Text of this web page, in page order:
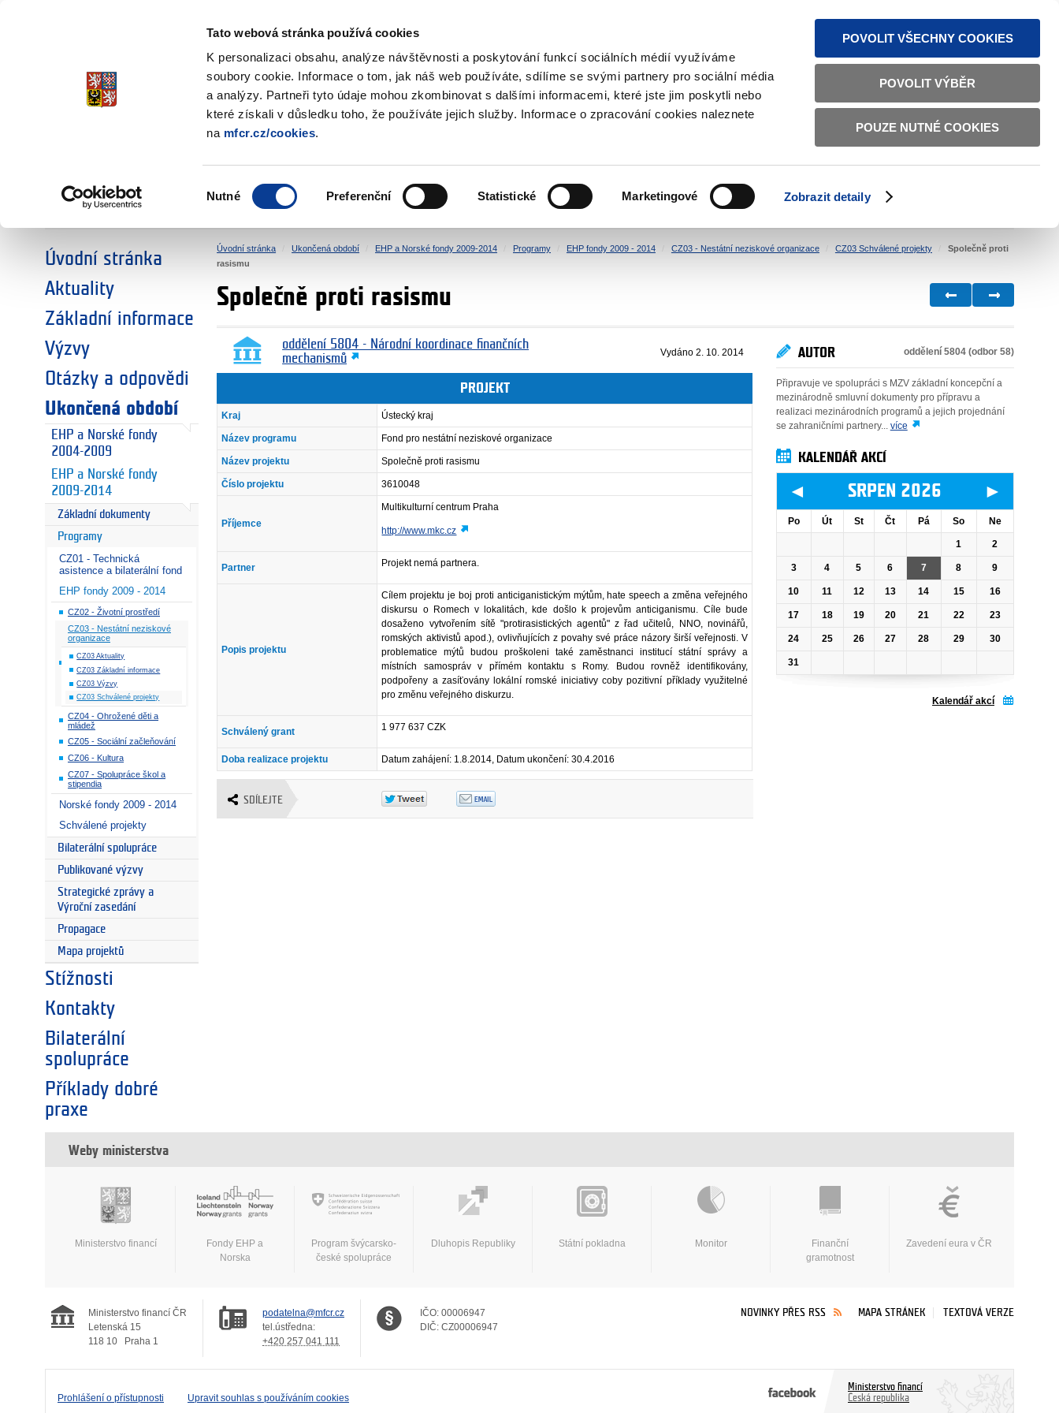
Tato webová stránka používá cookies
K personalizaci obsahu, analýze návštěvnosti a poskytování funkcí sociálních médií využíváme
soubory cookie. Informace o tom, jak náš web používáte, sdílíme se svými partnery pro sociální média
a analýzy. Partneři tyto údaje mohou zkombinovat s dalšími informacemi, které jste jim poskytli nebo
které získali v důsledku toho, že používáte jejich služby. Informace o zpracování cookies naleznete
na mfcr.cz/cookies.
souhlasu
Nutné Preferenční Statistické Marketingové Zobrazit detaily
POVOLIT VŠECHNY COOKIES
POVOLIT VÝBĚR
POUZE NUTNÉ COOKIES
TEXTOVÁ VERZE ČESKY ENGLISH
Fondy EHP a Norska
ZVOLTE SI OBLAST:
SOCIÁLNÍ DIALOG ŽIVOTNÍ PROSTŘEDÍ LIDSKÁ PRÁVA SPRAVEDLNOST VNITŘNÍ VĚCI BILATERÁLNÍ SPOLUPRÁCE
Úvodní stránka
Aktuality
Základní informace
Výzvy
Otázky a odpovědi
Ukončená období
EHP a Norské fondy
2004-2009
EHP a Norské fondy
2009-2014
Základní dokumenty
Programy
CZ01 - Technická
asistence a bilaterální fond
EHP fondy 2009 - 2014
CZ02 - Životní prostředí
CZ03 - Nestátní neziskové
organizace
CZ03 Aktuality
CZ03 Základní informace
CZ03 Výzvy
CZ03 Schválené projekty
CZ04 - Ohrožené děti a
mládež
CZ05 - Sociální začleňování
CZ06 - Kultura
CZ07 - Spolupráce škol a
stipendia
Norské fondy 2009 - 2014
Schválené projekty
Bilaterální spolupráce
Publikované výzvy
Strategické zprávy a
Výroční zasedání
Propagace
Mapa projektů
Stížnosti
Kontakty
Bilaterální
spolupráce
Příklady dobré
praxe
Úvodní stránka Ukončená období EHP a Norské fondy 2009-2014 Programy EHP fondy 2009 - 2014 CZ03 - Nestátní neziskové organizace CZ03 Schválené projekty
Společně proti
rasismu
Společně proti rasismu
oddělení 5804 - Národní koordinace finančních
mechanismů
Vydáno 2. 10. 2014
PROJEKT
Kraj Ústecký kraj
Název programu Fond pro nestátní neziskové organizace
Název projektu Společně proti rasismu
Číslo projektu 3610048
Příjemce
Multikulturní centrum Praha
http://www.mkc.cz
Partner Projekt nemá partnera.
Popis projektu
Cílem projektu je boj proti anticiganistickým mýtům, hate speech a změna veřejného
diskursu o Romech v lokalitách, kde došlo k projevům anticiganismu. Cíle bude
dosaženo vytvořením sítě "protirasistických agentů" z řad učitelů, NNO, novinářů,
romských aktivistů apod.), ovlivňujících z povahy své práce názory širší veřejnosti. V
problematice mýtů budou proškoleni také zaměstnanci institucí státní správy a
místních samospráv v přímém kontaktu s Romy. Budou rovněž identifikovány,
podpořeny a zasíťovány lokální romské iniciativy coby pozitivní příklady využitelné
pro změnu veřejného diskurzu.
Schválený grant 1 977 637 CZK
Doba realizace projektu Datum zahájení: 1.8.2014, Datum ukončení: 30.4.2016
SDÍLEJTE
AUTOR oddělení 5804 (odbor 58)
Připravuje ve spolupráci s MZV základní koncepční a
mezinárodně smluvní dokumenty pro přípravu a
realizaci mezinárodních programů a jejich projednání
se zahraničními partnery... více
KALENDÁŘ AKCÍ
◄ SRPEN 2026 ►
Po Út St Čt Pá So Ne
1 2
3 4 5 6 7 8 9
10 11 12 13 14 15 16
17 18 19 20 21 22 23
24 25 26 27 28 29 30
31
Kalendář akcí
Weby ministerstva
Ministerstvo financí
Fondy EHP a
Norska
Program švýcarsko-
české spolupráce
Dluhopis Republiky Státní pokladna Monitor
Finanční
gramotnost
Zavedení eura v ČR
Ministerstvo financí ČR
Letenská 15
118 10
Praha 1
podatelna@mfcr.cz
tel.ústředna:
+420 257 041 111
IČO: 00006947
DIČ: CZ00006947
NOVINKY PŘES RSS MAPA STRÁNEK TEXTOVÁ VERZE
Prohlášení o přístupnosti Upravit souhlas s používáním cookies
Ministerstvo financí
Česká republika